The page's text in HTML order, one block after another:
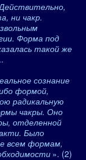
ни чакр.
Форма под
такой же
сознание
формой,
радикальную
чакры. Оно
отделенной
Было
всем формам,
». (2)